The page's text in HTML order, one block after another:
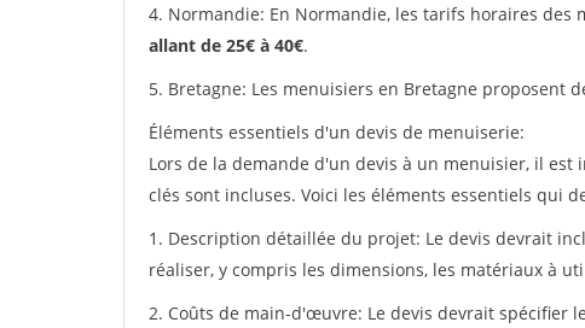
4. Normandie: En Normandie, les tarifs horaires
allant de 25€ à 40€.
5. Bretagne: Les menuisiers en Bretagne proposent
Éléments essentiels d'un devis de menuiserie:
Lors de la demande d'un devis à un menuisier, il
clés sont incluses. Voici les éléments essentiels qui
1. Description détaillée du projet: Le devis devrait
réaliser, y compris les dimensions, les matériaux à
2. Coûts de main-d'œuvre: Le devis devrait